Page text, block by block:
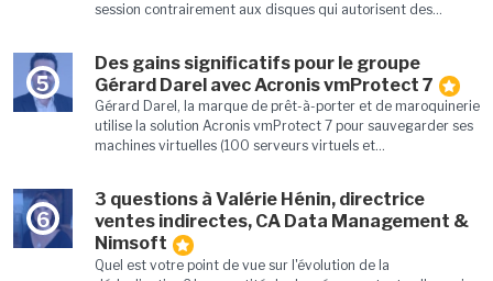
session contrairement aux disques qui autorisent des...
5
Des gains significatifs pour le groupe
Gérard Darel avec Acronis vmProtect 7
Gérard Darel, la marque de prêt-à-porter et de maroquinerie
utilise la solution Acronis vmProtect 7 pour sauvegarder ses
machines virtuelles (100 serveurs virtuels et...
6
3 questions à Valérie Hénin, directrice
ventes indirectes, CA Data Management &
Nimsoft
Quel est votre point de vue sur l'évolution de la